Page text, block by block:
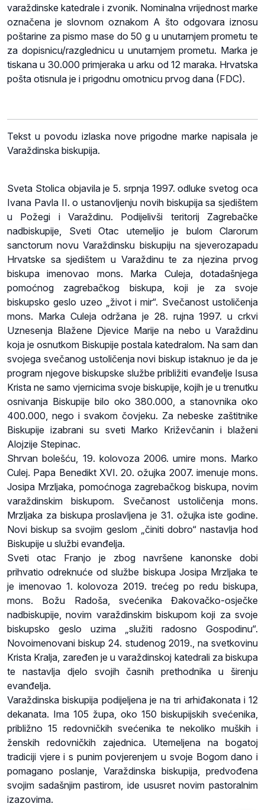
varaždinske katedrale i zvonik. Nominalna vrijednost marke
označena je slovnom oznakom A što odgovara iznosu
poštarine za pismo mase do 50 g u unutarnjem prometu te
za dopisnicu/razglednicu u unutarnjem prometu. Marka je
tiskana u 30.000 primjeraka u arku od 12 maraka. Hrvatska
pošta otisnula je i prigodnu omotnicu prvog dana (FDC).
Tekst u povodu izlaska nove prigodne marke napisala je
Varaždinska biskupija.
Sveta Stolica objavila je 5. srpnja 1997. odluke svetog oca
Ivana Pavla II. o ustanovljenju novih biskupija sa sjedištem
u Požegi i Varaždinu. Podijelivši teritorij Zagrebačke
nadbiskupije, Sveti Otac utemeljio je bulom Clarorum
sanctorum novu Varaždinsku biskupiju na sjeverozapadu
Hrvatske sa sjedištem u Varaždinu te za njezina prvog
biskupa imenovao mons. Marka Culeja, dotadašnjega
pomoćnog zagrebačkog biskupa, koji je za svoje
biskupsko geslo uzeo „život i mir“. Svečanost ustoličenja
mons. Marka Culeja održana je 28. rujna 1997. u crkvi
Uznesenja Blažene Djevice Marije na nebo u Varaždinu
koja je osnutkom Biskupije postala katedralom. Na sam dan
svojega svečanog ustoličenja novi biskup istaknuo je da je
program njegove biskupske službe približiti evanđelje Isusa
Krista ne samo vjernicima svoje biskupije, kojih je u trenutku
osnivanja Biskupije bilo oko 380.000, a stanovnika oko
400.000, nego i svakom čovjeku. Za nebeske zaštitnike
Biskupije izabrani su sveti Marko Križevčanin i blaženi
Alojzije Stepinac.
Shrvan bolešću, 19. kolovoza 2006. umire mons. Marko
Culej. Papa Benedikt XVI. 20. ožujka 2007. imenuje mons.
Josipa Mrzljaka, pomoćnoga zagrebačkog biskupa, novim
varaždinskim biskupom. Svečanost ustoličenja mons.
Mrzljaka za biskupa proslavljena je 31. ožujka iste godine.
Novi biskup sa svojim geslom „činiti dobro“ nastavlja hod
Biskupije u službi evanđelja.
Sveti otac Franjo je zbog navršene kanonske dobi
prihvatio odreknuće od službe biskupa Josipa Mrzljaka te
je imenovao 1. kolovoza 2019. trećeg po redu biskupa,
mons. Božu Radoša, svećenika Đakovačko-osječke
nadbiskupije, novim varaždinskim biskupom koji za svoje
biskupsko geslo uzima „služiti radosno Gospodinu“.
Novoimenovani biskup 24. studenog 2019., na svetkovinu
Krista Kralja, zaređen je u varaždinskoj katedrali za biskupa
te nastavlja djelo svojih časnih prethodnika u širenju
evanđelja.
Varaždinska biskupija podijeljena je na tri arhiđakonata i 12
dekanata. Ima 105 župa, oko 150 biskupijskih svećenika,
približno 15 redovničkih svećenika te nekoliko muških i
ženskih redovničkih zajednica. Utemeljena na bogatoj
tradiciji vjere i s punim povjerenjem u svoje Bogom dano i
pomagano poslanje, Varaždinska biskupija, predvođena
svojim sadašnjim pastirom, ide ususret novim pastoralnim
izazovima.